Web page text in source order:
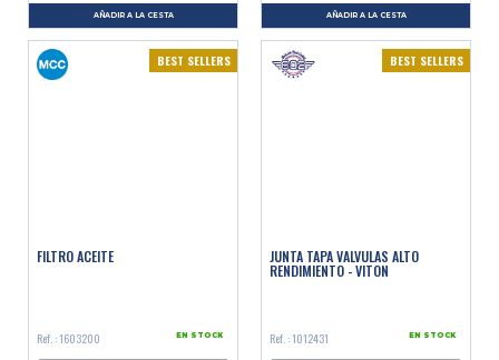
AÑADIR A LA CESTA AÑADIR A LA CESTA
BEST SELLERS
FILTRO ACEITE
Ref. : 1603200 EN STOCK
BEST SELLERS
JUNTA TAPA VALVULAS ALTO
RENDIMIENTO - VITON
Ref. : 1012431 EN STOCK